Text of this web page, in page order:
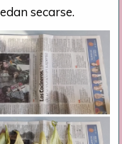
secarse.